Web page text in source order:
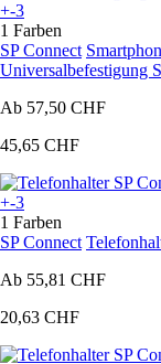
+-3
1 Farben
SP Connect
Universalbefestigung
Ab 57,50 CHF
45,65 CHF
+-3
1 Farben
SP Connect
Ab 55,81 CHF
20,63 CHF